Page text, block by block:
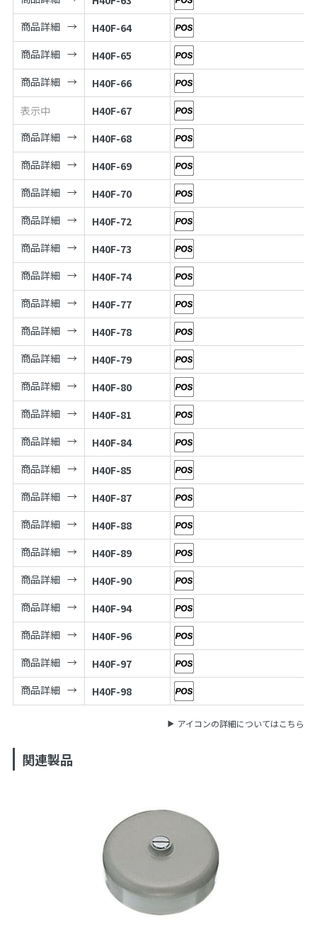
商品詳細
H40F-64
商品詳細
H40F-65
商品詳細
H40F-66
表示中
H40F-67
商品詳細
H40F-68
商品詳細
H40F-69
商品詳細
H40F-70
商品詳細
H40F-72
商品詳細
H40F-73
商品詳細
H40F-74
商品詳細
H40F-77
商品詳細
H40F-78
商品詳細
H40F-79
商品詳細
H40F-80
商品詳細
H40F-81
商品詳細
H40F-84
商品詳細
H40F-85
商品詳細
H40F-87
商品詳細
H40F-88
商品詳細
H40F-89
商品詳細
H40F-90
商品詳細
H40F-94
商品詳細
H40F-96
商品詳細
H40F-97
商品詳細
H40F-98
アイコンの詳細についてはこちら
関連製品